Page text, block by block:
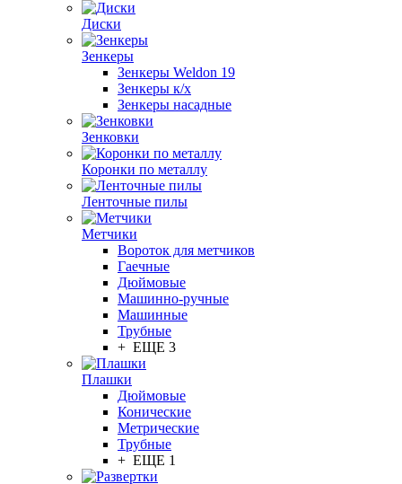
Диски
Зенкеры
Зенкеры Weldon 19
Зенкеры к/х
Зенкеры насадные
Зенковки
Коронки по металлу
Ленточные пилы
Метчики
Вороток для метчиков
Гаечные
Дюймовые
Машинно-ручные
Машинные
Трубные
+ ЕЩЕ 3
Плашки
Дюймовые
Конические
Метрические
Трубные
+ ЕЩЕ 1